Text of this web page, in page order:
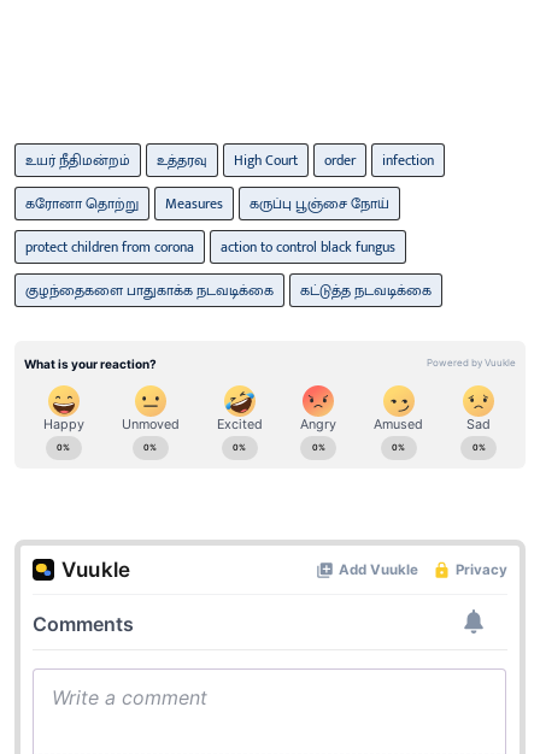
உயர் நீதிமன்றம் உத்தரவு High Court order
infection
கரோனா தொற்று
Measures
கருப்பு பூஞ்சை நோய்
protect children from corona
action to control black fungus
குழந்தைகளை பாதுகாக்க நடவடிக்கை
கட்டுத்த நடவடிக்கை